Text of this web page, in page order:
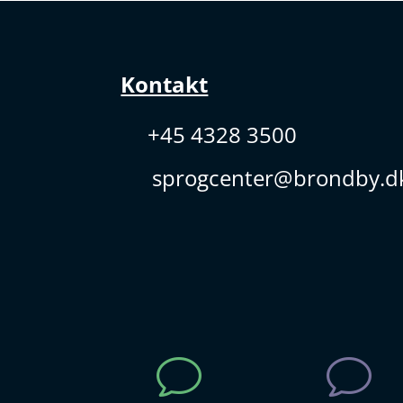
Kontakt
+45 4328 3500
v v